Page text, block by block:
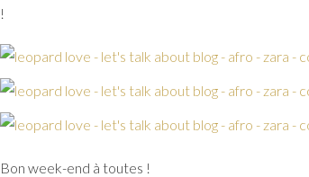
!
Bon week-end à toutes !